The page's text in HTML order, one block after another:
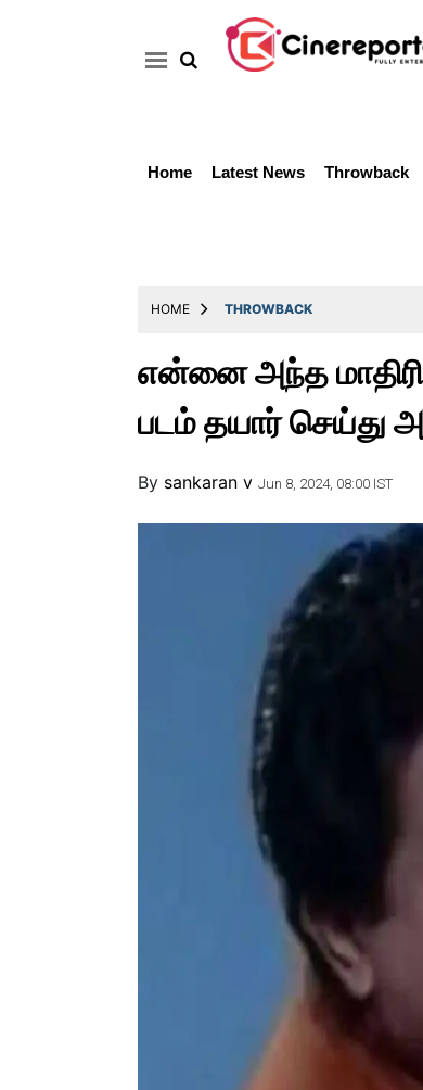
Home Latest News Throwback
HOME THROWBACK
என்னை அந்த மாதிரி
படம் தயார் செய்து
By sankaran v Jun 8, 2024, 08:00 IST